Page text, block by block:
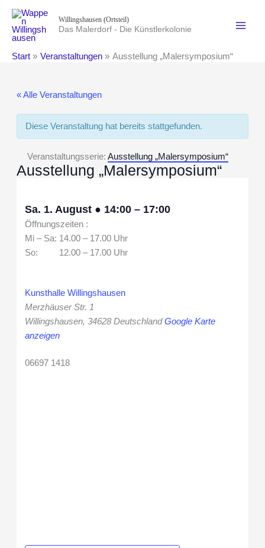
Inhalt
springen
Willingshausen (Ortsteil)
Das Malerdorf - Die Künstlerkolonie
Start Veranstaltungen Ausstellung „Malersymposium“
« Alle Veranstaltungen
Diese Veranstaltung hat bereits stattgefunden.
Veranstaltungsserie: Ausstellung „Malersymposium“
Ausstellung „Malersymposium“
Sa. 1. August ● 14:00– 17:00
Öffnungszeiten :
Mi – Sa: 14.00 – 17.00 Uhr
So: 12.00 – 17.00 Uhr
Kunsthalle Willingshausen
Merzhäuser Str. 1
Willingshausen, 34628 Deutschland Google Karte
anzeigen
06697 1418